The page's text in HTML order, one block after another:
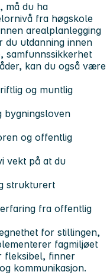
må du ha
fra høgskole
arealplanlegging
utdanning innen
samfunnssikkerhet
kan du også være
og muntlig
bygningsloven
og offentlig
vekt på at du
strukturert
fra offentlig
for stillingen,
fagmiljøet
fleksibel, finner
kommunikasjon.